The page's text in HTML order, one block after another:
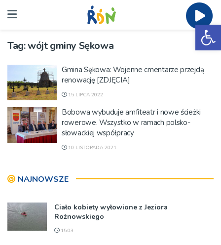
Tag:wójt gminy Sękowa
Gmina Sękowa: Wojenne cmentarze przejdą
renowację [ZDJĘCIA]
15 LIPCA 2022
Bobowa wybuduje amfiteatr i nowe ścieżki
rowerowe. Wszystko w ramach polsko-
słowackiej współpracy
10 LISTOPADA 2021
NAJNOWSZE
Ciało kobiety wyłowione z Jeziora
Rożnowskiego
15:03